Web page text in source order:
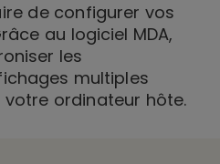
de configurer vos
au logiciel MDA,
les
multiples
ordinateur hôte.